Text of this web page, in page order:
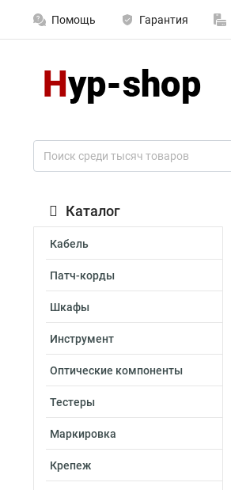
Помощь Гарантия
Каталог
Кабель
Патч-корды
Шкафы
Инструмент
Оптические компоненты
Тестеры
Маркировка
Крепеж